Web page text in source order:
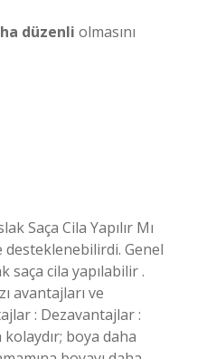
düzenli olmasını
Saça Cila Yapılır Mı
desteklenebilirdi. Genel
saça cila yapılabilir .
avantajları ve
: Dezavantajlar :
boya daha